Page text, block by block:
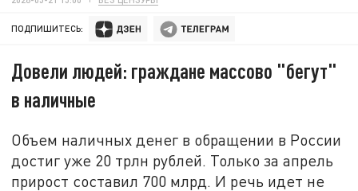
ПОДПИШИТЕСЬ:
Довели людей: граждане массово "бегут"
в наличные
Объем наличных денег в обращении в России
достиг уже 20 трлн рублей. Только за апрель
прирост составил 700 млрд. И речь идет не